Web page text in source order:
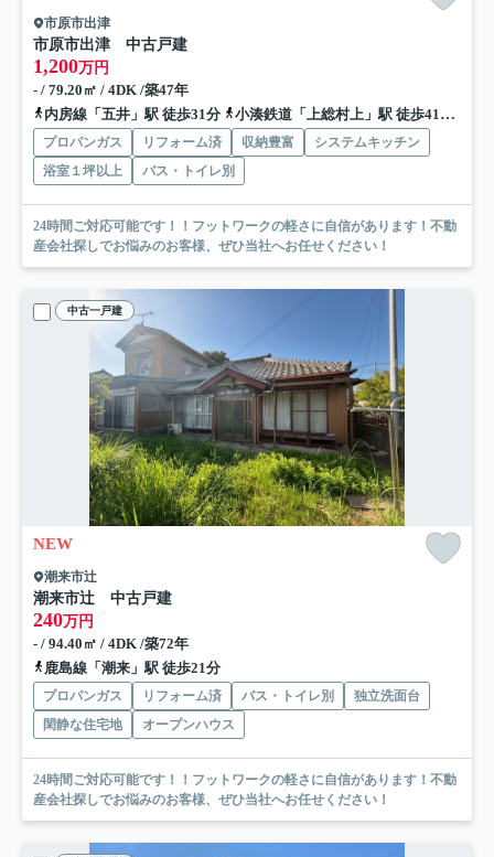
市原市出津
市原市出津 中古戸建
1,200万円
- / 79.20㎡ / 4DK /築47年
内房線「五井」駅 徒歩31分
小湊鉄道「上総村上」駅 徒歩41分
プロパンガス リフォーム済 収納豊富
システムキッチン
浴室１坪以上
バス・トイレ別
24時間ご対応可能です！！フットワークの軽さに自信があります！不動
産会社探しでお悩みのお客様、ぜひ当社へお任せください！
中古一戸建
NEW
潮来市辻
潮来市辻 中古戸建
240万円
- / 94.40㎡ / 4DK /築72年
鹿島線「潮来」駅 徒歩21分
プロパンガス リフォーム済 バス・トイレ別
独立洗面台
閑静な住宅地
オープンハウス
24時間ご対応可能です！！フットワークの軽さに自信があります！不動
産会社探しでお悩みのお客様、ぜひ当社へお任せください！